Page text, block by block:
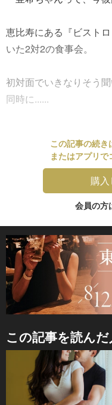
恵比寿にある『ビスト
いた2対2の食事会。
初対面でいきなりそう
同時に......
この記事の続き
またはアプリ
購
会員の方
この記事を読ん